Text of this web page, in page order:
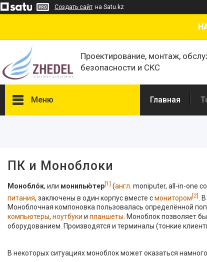
Создать сайт на Satu.kz
Проектирование, монтаж,
безопасности и СКС
Меню
91
Производитель
Acer 7
Главная
ПК и Моноблоки
Монобло́к, или монипью́тер[1] (англ. moniputer, all-in-one
питания, заключены в один корпус вместе смонитором[2] .
Моноблочная компоновка пользовалась определённой
компьютеры, ноутбуки и планшеты. Моноблок позволяет
оборудованием. Производятся и терминалы (тонкие
В некоторых ситуациях моноблок может оказаться